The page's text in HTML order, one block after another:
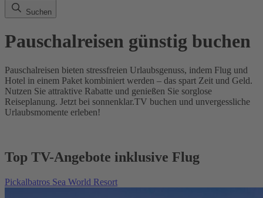
Suchen
Pauschalreisen günstig buchen
Pauschalreisen bieten stressfreien Urlaubsgenuss, indem Flug und
Hotel in einem Paket kombiniert werden – das spart Zeit und Geld.
Nutzen Sie attraktive Rabatte und genießen Sie sorglose
Reiseplanung. Jetzt bei sonnenklar.TV buchen und unvergessliche
Urlaubsmomente erleben!
Top TV-Angebote inklusive Flug
Pickalbatros Sea World Resort